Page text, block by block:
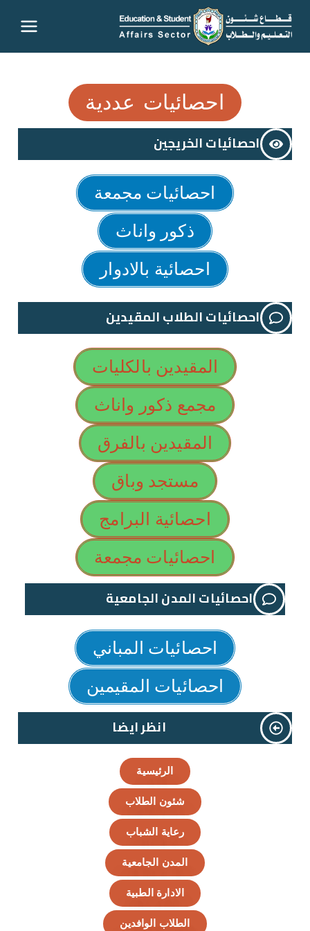
قطاع
شئون
التعليم
والطلاب
– جامعة
سوهاج
انظر ايضا
احصائيات المباني
احصائيات المقيمين
المقيدين بالكليات
مجمع ذكور واناث
المقيدين بالفرق
مستجد وباق
احصائية البرامج
احصائيات مجمعة
احصائيات المدن الجامعية
احصائيات الطلاب المقيدين
احصائيات مجمعة
ذكور واناث
احصائية بالادوار
احصائيات الخريجين
احصائيات عددية
الرئيسية
شئون الطلاب
رعاية الشباب
المدن الجامعية
الادارة الطبية
الطلاب الوافدين